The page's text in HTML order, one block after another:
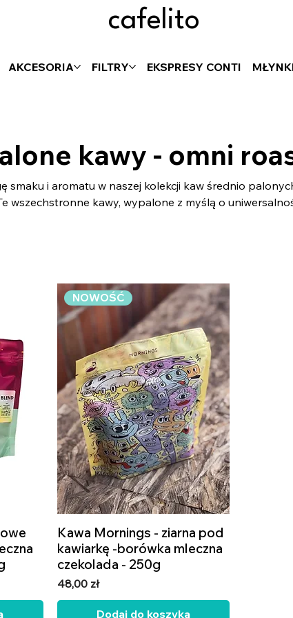
cafelito
kawy - omni
smaku i aromatu w naszej kolekcji kaw średnio
wszechstronne kawy, wypalone z myślą o
a intensywnością smaku, dzięki czemu te
Podgląd
NOWOŚĆ
Kawa Mornings - ziarna pod
kawiarkę -borówka mleczna
czekolada - 250g
Cena
48,00 zł
Dodaj do koszyka
AKCESORIA FILTRY EKSPRESY CONTI